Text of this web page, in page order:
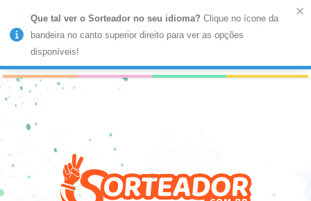
MENU
Números
Que tal ver o Sorteador no seu idioma? Clique no ícone da
bandeira no canto superior direito para ver as opções
disponíveis!